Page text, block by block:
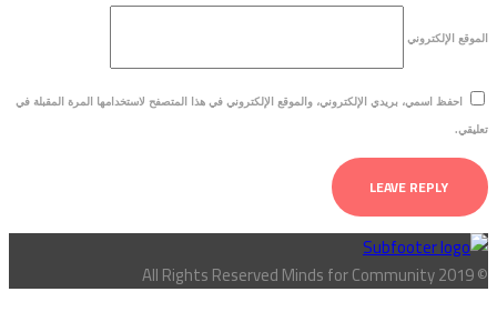
الموقع الإلكتروني
احفظ اسمي، بريدي الإلكتروني، والموقع الإلكتروني في هذا المتصفح لاستخدامها المرة المقبلة في
تعليقي.
© All Rights Reserved Minds for Community 2019